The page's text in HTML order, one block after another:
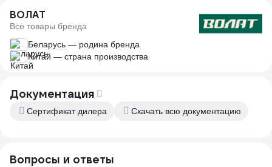
ВОЛАТ
Все товары бренда
Беларусь — родина бренда
Китай — страна производства
Документация
Сертификат дилера Скачать всю документацию
Вопросы и ответы